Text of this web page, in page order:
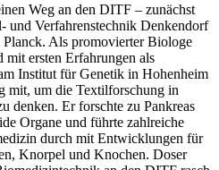
Weg an den DITF – zunächst
und Verfahrenstechnik Denkendorf
Als promovierter Biologe
ersten Erfahrungen als
Institut für Genetik in Hohenheim
mit, um die Textilforschung in
denken. Er forschte zu Pankreas
Organe und führte zahlreiche
durch mit Entwicklungen für
Knorpel und Knochen. Doser